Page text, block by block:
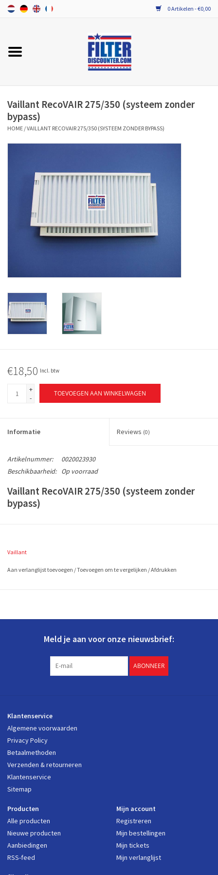
0 Artikelen - €0,00
Home
PROBIOTICA ONDERHOUD
Vaillant RecoVAIR 275/350 (systeem zonder
bypass)
HOME /VAILLANT RECOVAIR 275/350 (SYSTEEM ZONDER BYPASS)
€18,50 Incl. btw
+
-
TOEVOEGEN AAN WINKELWAGEN
Informatie Reviews (0)
Artikelnummer:
0020023930
Beschikbaarheid:
Op voorraad
Vaillant RecoVAIR 275/350 (systeem zonder
bypass)
Vaillant Artikelnummer 0020023930
1 set is 2 stuks G4 filters (EN779)
Vaillant
Aan verlanglijst toevoegen /Toevoegen om te vergelijken /Afdrukken
Meld je aan voor onze nieuwsbrief:
ABONNEER
Klantenservice
Algemene voorwaarden
Privacy Policy
Betaalmethoden
Verzenden & retourneren
Klantenservice
Sitemap
Producten
Alle producten
Nieuwe producten
Aanbiedingen
RSS-feed
Mijn account
Registreren
Mijn bestellingen
Mijn tickets
Mijn verlanglijst